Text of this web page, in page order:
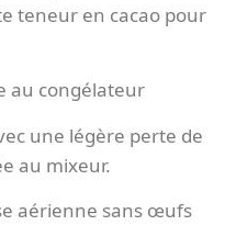
teneur en cacao pour
au congélateur
une légère perte de
au mixeur.
aérienne sans œufs